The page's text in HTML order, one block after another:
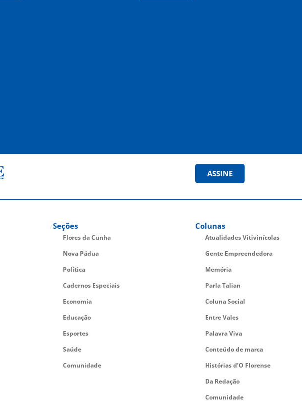
ASSINE
Seções
Flores da Cunha
Nova Pádua
Política
Cadernos Especiais
Economia
Educação
Esportes
Saúde
Comunidade
Colunas
Atualidades Vitivinícolas
Gente Empreendedora
Memória
Parla Talian
Coluna Social
Entre Vales
Palavra Viva
Conteúdo de marca
Histórias d’O Florense
Da Redação
Comunidade